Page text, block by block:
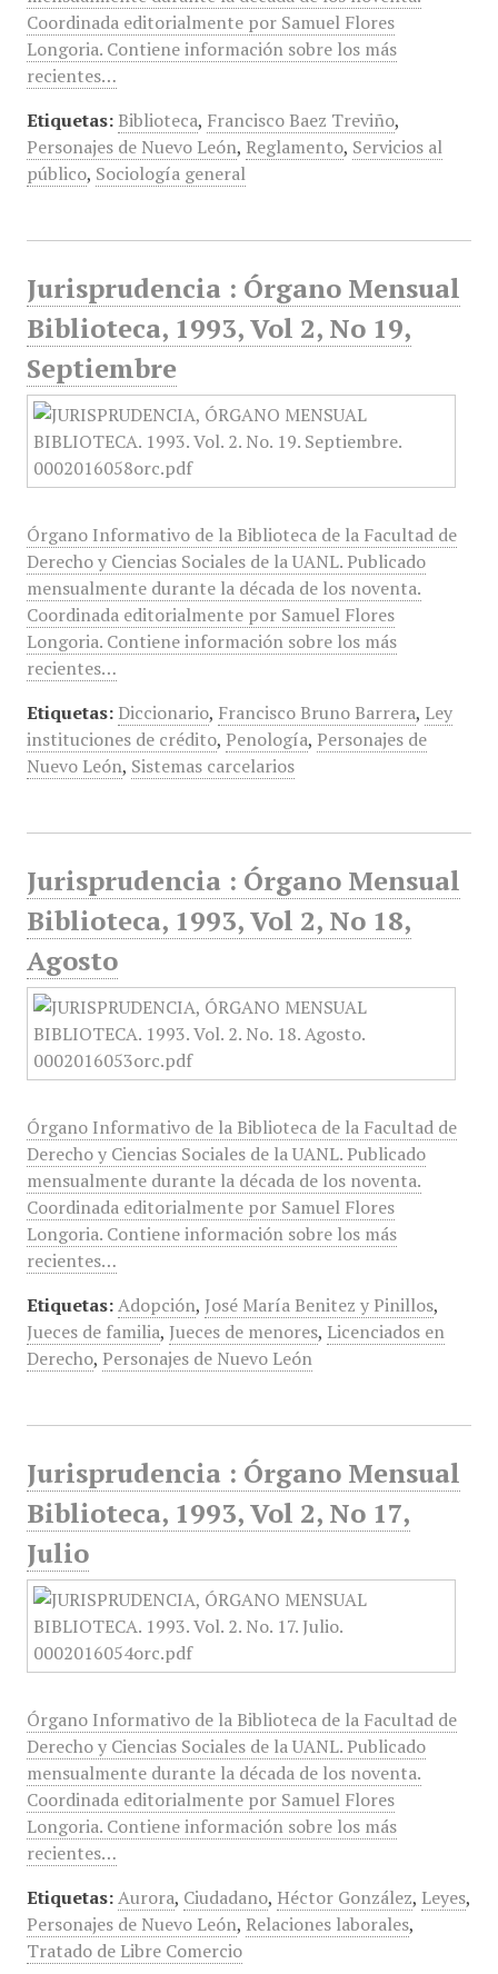
Coordinada editorialmente por Samuel Flores
Longoria. Contiene información sobre los más
recientes…
Etiquetas: Biblioteca, Francisco Baez Treviño,
Personajes de Nuevo León, Reglamento, Servicios al
público, Sociología general
Jurisprudencia : Órgano Mensual
Biblioteca, 1993, Vol 2, No 19,
Septiembre
Órgano Informativo de la Biblioteca de la Facultad de
Derecho y Ciencias Sociales de la UANL. Publicado
mensualmente durante la década de los noventa.
Coordinada editorialmente por Samuel Flores
Longoria. Contiene información sobre los más
recientes…
Etiquetas: Diccionario, Francisco Bruno Barrera, Ley
instituciones de crédito, Penología, Personajes de
Nuevo León, Sistemas carcelarios
Jurisprudencia : Órgano Mensual
Biblioteca, 1993, Vol 2, No 18,
Agosto
Órgano Informativo de la Biblioteca de la Facultad de
Derecho y Ciencias Sociales de la UANL. Publicado
mensualmente durante la década de los noventa.
Coordinada editorialmente por Samuel Flores
Longoria. Contiene información sobre los más
recientes…
Etiquetas: Adopción, José María Benitez y Pinillos,
Jueces de familia, Jueces de menores, Licenciados en
Derecho, Personajes de Nuevo León
Jurisprudencia : Órgano Mensual
Biblioteca, 1993, Vol 2, No 17,
Julio
Órgano Informativo de la Biblioteca de la Facultad de
Derecho y Ciencias Sociales de la UANL. Publicado
mensualmente durante la década de los noventa.
Coordinada editorialmente por Samuel Flores
Longoria. Contiene información sobre los más
recientes…
Etiquetas: Aurora, Ciudadano, Héctor González, Leyes,
Personajes de Nuevo León, Relaciones laborales,
Tratado de Libre Comercio